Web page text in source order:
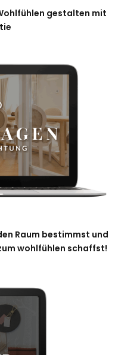
gestalten mit
Raum bestimmst und
wohlfühlen schaffst!